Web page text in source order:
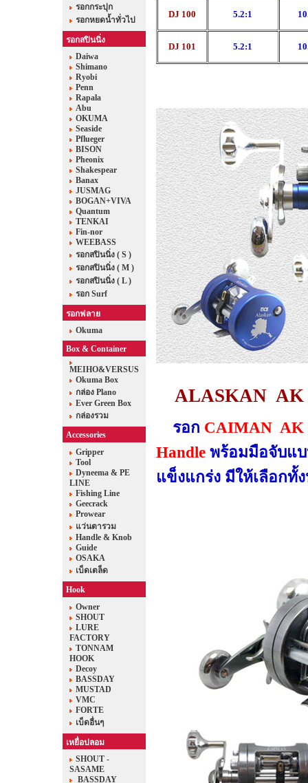
รอกกระปุก
รอกหยดน้ำทั่วไป
รอกสปินนิ่ง
Daiwa
Shimano
Ryobi
Penn
Rapala
Abu
OKUMA
Seaside
Pflueger
BISON
Pheonix
Shakespear
Banax
JUSMAG
BOGAN+VIVA
Quantum
TENKAI
Fin-nor
WEEBASS
รอกสปินนิ่ง ( S )
รอกสปินนิ่ง ( M )
รอกสปินนิ่ง ( L )
รอก Surf
รอกฟลาย
Okuma
Box & Container
MEIHO&VERSUS
Okuma Box
กล่อง Plano
Ever Green Box
กล่องรวม
Accessories
Gripper
Tool
Dyneema & PE
LINE
Fishing Line
Geecrack
Prowear
แว่นตารวม
Handle & Knob
Guide
OSAKA
เบ็ดเตล็ด
Hook
Owner
SHOUT
LURE
FACTORY
TONNAM
HOOK
Decoy
BASSDAY
MUSTAD
VMC
FORTE
เบ็ดอื่นๆ
เหยื่อปลอม
SHOUT -
SASAME
BASSDAY
DJ 100 5.2:1
DJ 101 5.2:1
ALASKAN AK
รอก CAIMAN AK
Handleพร้อมมือจับแ
แข็งแกร่ง มีให้เลือกทั้